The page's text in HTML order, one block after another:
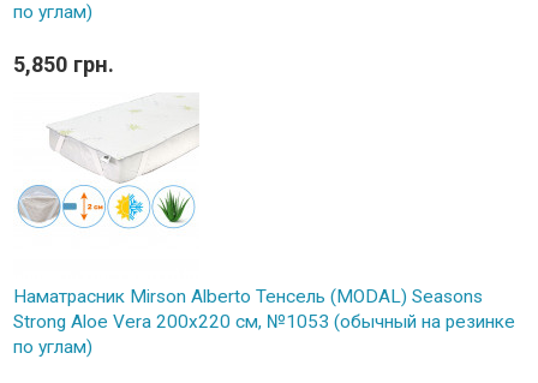
по углам)
5,850 грн.
Наматрасник Mirson Alberto Тенсель (MODAL) Seasons
Strong Aloe Vera 200x220 см, №1053 (обычный на резинке
по углам)